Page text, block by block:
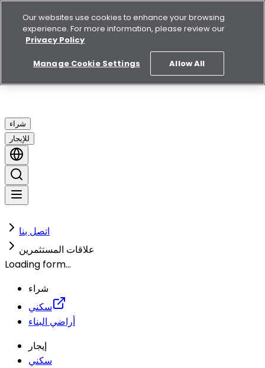
شراء
للإيجار
اتصل بنا
علاقات المستثمرين
Loading form...
شراء
سكني
أراضي البناء
إيجار
سكني
Our websites use cookies to enhance your browsing
experience. For more information, please review our
Privacy Policy
Manage Cookie Settings Allow All